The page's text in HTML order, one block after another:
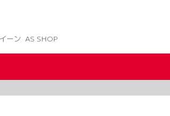
ーン AS SHOP